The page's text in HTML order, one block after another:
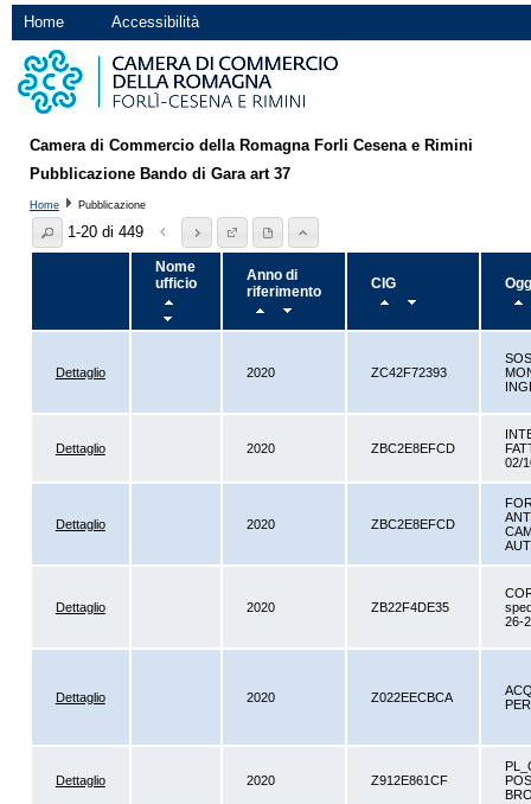
Home Accessibilità
Camera di Commercio della Romagna Forli Cesena e Rimini
Pubblicazione Bando di Gara art 37
Home Pubblicazione
1-20 di 449
Nome
ufficio
Anno di
riferimento
CIG
Dettaglio 2020 ZC42F72393
Dettaglio 2020 ZBC2E8EFCD
02/
Dettaglio 2020 ZBC2E8EFCD
Dettaglio 2020 ZB22F4DE35
26-
Dettaglio 2020 Z022EECBCA
Dettaglio 2020 Z912E861CF